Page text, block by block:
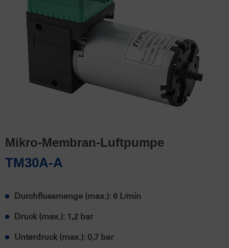
Mikro-Membran-Luftpumpe
TM30A-A
Durchflussmenge (max.): 6 L/min
Druck (max.): 1,2 bar
Unterdruck (max.): 0,7 bar